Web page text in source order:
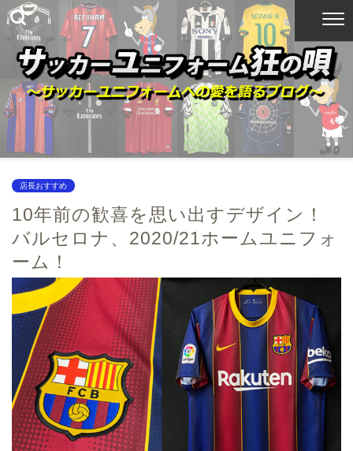
店長おすすめ
10年前の歓喜を思い出すデザイン！
バルセロナ、2020/21ホームユニフォ
ーム！